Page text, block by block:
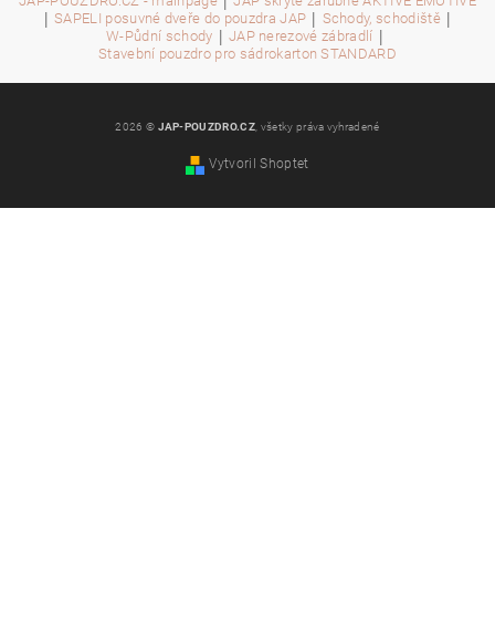
| SAPELI posuvné dveře do pouzdra JAP | Schody, schodiště |
W-Půdní schody | JAP nerezové zábradlí |
Stavební pouzdro pro sádrokarton STANDARD
2026 © JAP-POUZDRO.CZ , všetky práva vyhradené
Vytvoril Shoptet